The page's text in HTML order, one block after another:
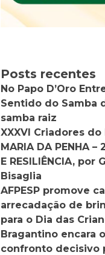
Posts recentes
No Papo D’Oro
Sentido do Samba
samba raiz
XXXVI Criadores do
MARIA DA PENHA –
E RESILIÊNCIA, por
Bisaglia
AFPESP promove
arrecadação de
para o Dia das
Bragantino encara
confronto decisivo